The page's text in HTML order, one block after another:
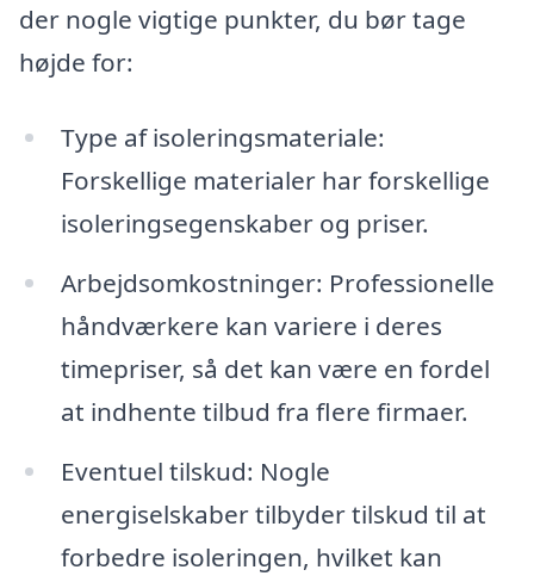
der nogle vigtige punkter, du bør tage
højde for:
Type af isoleringsmateriale:
Forskellige materialer har forskellige
isoleringsegenskaber og priser.
Arbejdsomkostninger: Professionelle
håndværkere kan variere i deres
timepriser, så det kan være en fordel
at indhente tilbud fra flere firmaer.
Eventuel tilskud: Nogle
energiselskaber tilbyder tilskud til at
forbedre isoleringen, hvilket kan